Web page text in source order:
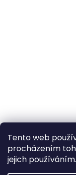
Tento web
procházením
jejich